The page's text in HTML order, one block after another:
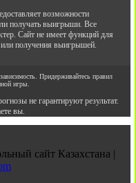
возможности
получать выигрыши. Все
Сайт не имеет функций для
или получения выигрышей.
Придерживайтесь правил
игры.
не гарантируют результат.
вы.
сайт Казахстана |